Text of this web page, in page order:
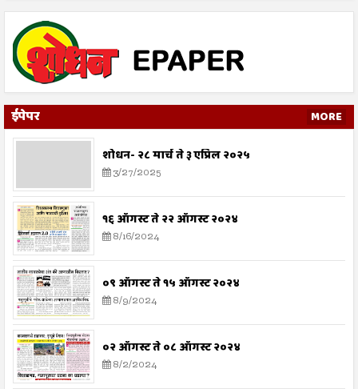
ईपेपर MORE
शोधन- २८ मार्च ते ३ एप्रिल २०२५
3/27/2025
१६ ऑगस्ट ते २२ ऑगस्ट २०२४
8/16/2024
०९ ऑगस्ट ते १५ ऑगस्ट २०२४
8/9/2024
०२ ऑगस्ट ते ०८ ऑगस्ट २०२४
8/2/2024